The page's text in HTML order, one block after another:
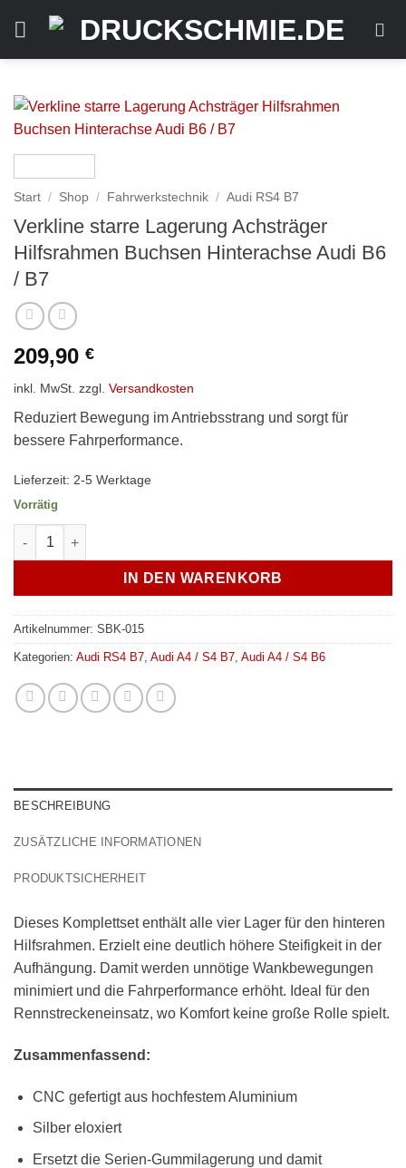
Inhalt
springen
Start / Shop / Fahrwerkstechnik / Audi RS4 B7
Verkline starre Lagerung Achsträger
Hilfsrahmen Buchsen Hinterachse Audi B6
/ B7
209,90 €
inkl. MwSt. zzgl. Versandkosten
Reduziert Bewegung im Antriebsstrang und sorgt für
bessere Fahrperformance.
Lieferzeit: 2-5 Werktage
Vorrätig
Verkline starre Lagerung Achsträger Hilfsrahmen Buchsen
IN DEN WARENKORB
Artikelnummer: SBK-015
Kategorien: Audi RS4 B7, Audi A4 / S4 B7, Audi A4 / S4 B6
BESCHREIBUNG
ZUSÄTZLICHE INFORMATIONEN
PRODUKTSICHERHEIT
Dieses Komplettset enthält alle vier Lager für den hinteren
Hilfsrahmen. Erzielt eine deutlich höhere Steifigkeit in der
Aufhängung. Damit werden unnötige Wankbewegungen
minimiert und die Fahrperformance erhöht. Ideal für den
Rennstreckeneinsatz, wo Komfort keine große Rolle spielt.
Zusammenfassend:
CNC gefertigt aus hochfestem Aluminium
Silber eloxiert
Ersetzt die Serien-Gummilagerung und damit